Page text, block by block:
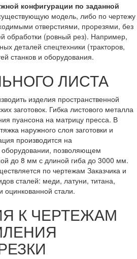
конфигурации по заданной
модель, либо по чертежу
отверстиями, прорезями, без
обработки (ровный рез). Например,
деталей спецтехники (тракторов,
станков и оборудования.
ЛИСТА
изделия пространственной
заготовок. Гибка листового металла
пуансона на матрицу пресса. В
наружного слоя заготовки и
производится на
позволяющем
до 8 мм с длиной гиба до 3000 мм.
по чертежам Заказчика и
сталей: меди, латуни, титана,
стали.
К ЧЕРТЕЖАМ